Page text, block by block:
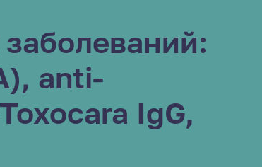
anti-
IgG,